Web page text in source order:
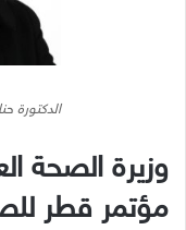
الدكتورة
وزيرة الصحة
مؤتمر قطر